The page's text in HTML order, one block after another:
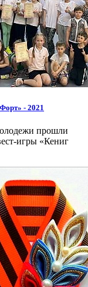
- 2021
прошли
игры «Кениг